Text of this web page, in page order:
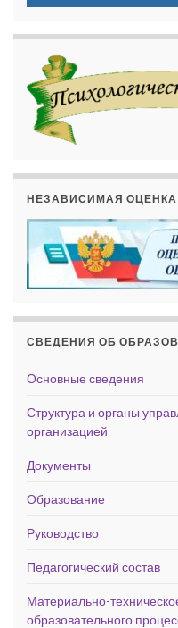
НЕЗАВИСИМАЯ ОЦЕНКА
СВЕДЕНИЯ ОБ
Основные сведения
Структура и органы
организацией
Документы
Образование
Руководство
Педагогический состав
Материально-
образовательного